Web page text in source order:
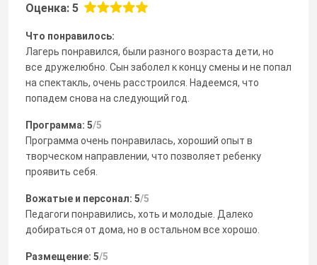
Оценка: 5
Что понравилось:
Лагерь понравился, были разного возраста дети, но
все дружелюбно. Сын заболел к концу смены и не попал
на спектакль, очень расстроился. Надеемся, что
попадем снова на следующий год.
Программа: 5/5
Программа очень понравилась, хороший опыт в
творческом направлении, что позволяет ребенку
проявить себя.
Вожатые и персонал: 5/5
Педагоги понравились, хоть и молодые. Далеко
добираться от дома, но в остальном все хорошо.
Размещение: 5/5